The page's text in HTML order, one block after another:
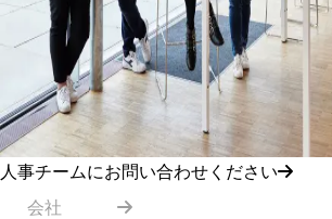
人事チームにお問い合わせください
会社